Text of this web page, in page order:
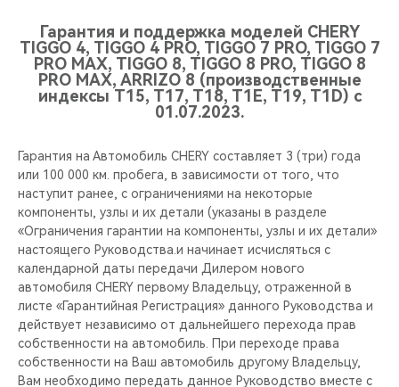
КРОССОВЕРЫ
НОВИНКИ
КРЕДИТ И СТРАХОВАНИЕ
ЗАПЧАСТИ И АКСЕССУАРЫ
ПОДДЕРЖКА
О БРЕНДЕ
CHERY В СОЦСЕТЯХ
БЛАГОТВОРИТЕЛЬНОСТЬ
CHERY REMOTE
CHERY И СПОРТ
НАШИ МЕРОПРИЯТИЯ
ВИДЕООБЗОРЫ
КРЕДИТ
МЫ В СОЦСЕТЯХ
Гарантия и поддержка моделей CHERY
TIGGO 4, TIGGO 4 PRO, TIGGO 7 PRO, TIGGO 7
PRO MAX, TIGGO 8, TIGGO 8 PRO, TIGGO 8
PRO MAX, ARRIZO 8 (производственные
индексы T15, T17, T18, T1E, T19, T1D) с
01.07.2023.
Гарантия на Автомобиль CHERY составляет 3 (три) года
или 100 000 км. пробега, в зависимости от того, что
наступит ранее, с ограничениями на некоторые
компоненты, узлы и их детали (указаны в разделе
«Ограничения гарантии на компоненты, узлы и их детали»
настоящего Руководства.и начинает исчисляться с
календарной даты передачи Дилером нового
автомобиля CHERY первому Владельцу, отраженной в
листе «Гарантийная Регистрация» данного Руководства и
действует независимо от дальнейшего перехода прав
собственности на автомобиль. При переходе права
собственности на Ваш автомобиль другому Владельцу,
Вам необходимо передать данное Руководство вместе с